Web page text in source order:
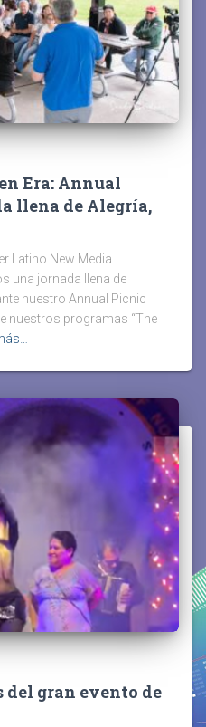
Era: Annual
llena de Alegría,
Latino New Media
una jornada llena de
nuestro Annual Picnic
nuestros programas “The
del gran evento de